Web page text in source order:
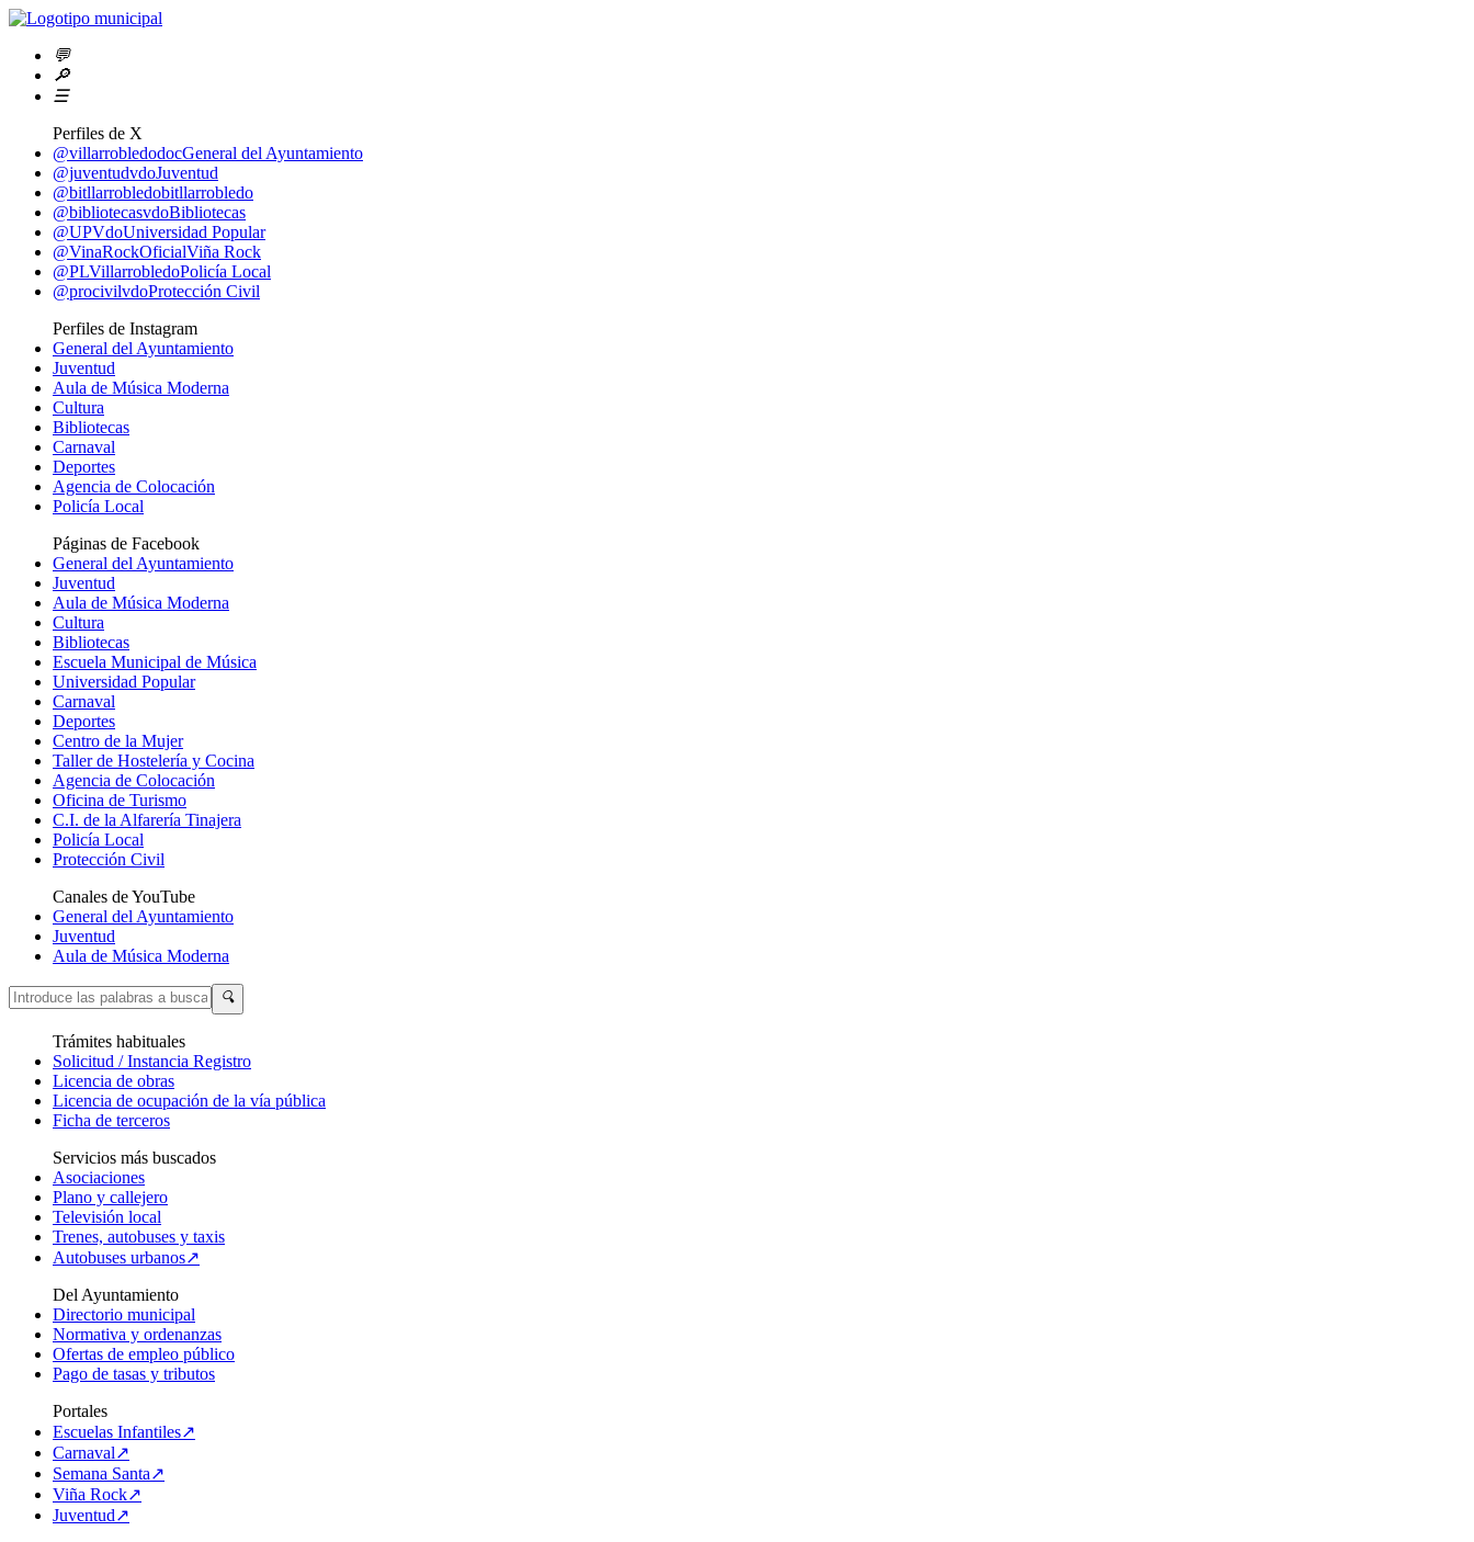
💬
🔎
☰
Perfiles de X
@villarrobledodocGeneral del Ayuntamiento
@juventudvdoJuventud
@bitllarrobledobitllarrobledo
@bibliotecasvdoBibliotecas
@UPVdoUniversidad Popular
@VinaRockOficialViña Rock
@PLVillarrobledoPolicía Local
@procivilvdoProtección Civil
Perfiles de Instagram
General del Ayuntamiento
Juventud
Aula de Música Moderna
Cultura
Bibliotecas
Carnaval
Deportes
Agencia de Colocación
Policía Local
Páginas de Facebook
General del Ayuntamiento
Juventud
Aula de Música Moderna
Cultura
Bibliotecas
Escuela Municipal de Música
Universidad Popular
Carnaval
Deportes
Centro de la Mujer
Taller de Hostelería y Cocina
Agencia de Colocación
Oficina de Turismo
C.I. de la Alfarería Tinajera
Policía Local
Protección Civil
Canales de YouTube
General del Ayuntamiento
Juventud
Aula de Música Moderna
🔍
Trámites habituales
Solicitud / Instancia Registro
Licencia de obras
Licencia de ocupación de la vía pública
Ficha de terceros
Servicios más buscados
Asociaciones
Plano y callejero
Televisión local
Trenes, autobuses y taxis
Autobuses urbanos↗
Del Ayuntamiento
Directorio municipal
Normativa y ordenanzas
Ofertas de empleo público
Pago de tasas y tributos
Portales
Escuelas Infantiles↗
Carnaval↗
Semana Santa↗
Viña Rock↗
Juventud↗